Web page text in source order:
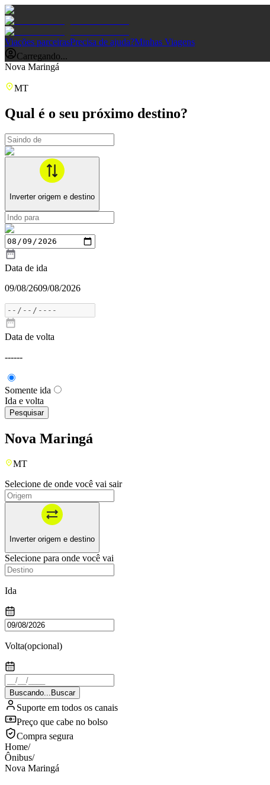
Viações parceirasPrecisa de ajuda?Minhas Viagens
Carregando...
Nova Maringá
MT
Qual é o seu próximo destino?
Inverter origem e destino
Data de ida
09/08/2609/08/2026
Data de volta
------
Somente ida
Ida e volta
Pesquisar
Nova Maringá
MT
Selecione de onde você vai sair
Inverter origem e destino
Selecione para onde você vai
Ida
Volta(opcional)
Buscando... Buscar
Suporte em todos os canais
Preço que cabe no bolso
Compra segura
Home/
Ônibus/
Nova Maringá